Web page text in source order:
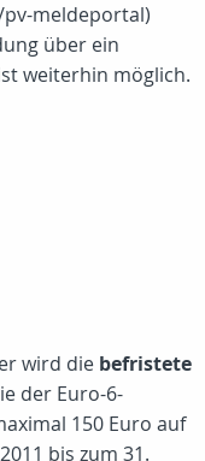
meldeportal)
über ein
weiterhin möglich.
wird die befristete
der Euro-6-
150 Euro auf
bis zum 31.